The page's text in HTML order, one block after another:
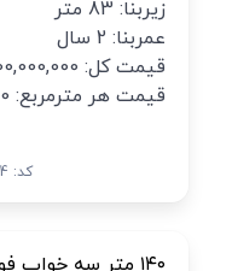
زیربنا: 83 متر
عمربنا: 2 سال
قیمت کل: 18,200,000,000
قیمت هر مترمربع: 219,277,000
کد: 85694 | 1404/11/10
۱۴۰ متر سه